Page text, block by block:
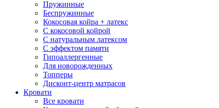
Пружинные
Беспружинные
Кокосовая койра + латекс
С кокосовой койрой
С натуральным латексом
С эффектом памяти
Гипоаллергенные
Для новорожденных
Топперы
Дисконт-центр матрасов
Кровати
Все кровати